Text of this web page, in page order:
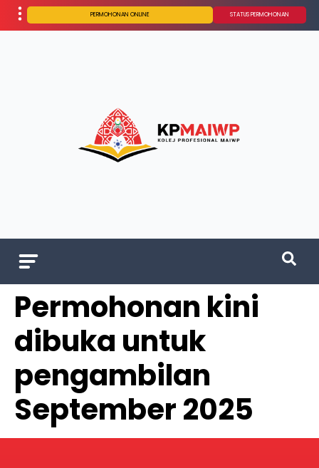
PERMOHONAN ONLINE STATUS PERMOHONAN
Permohonan kini
dibuka untuk
pengambilan
September 2025